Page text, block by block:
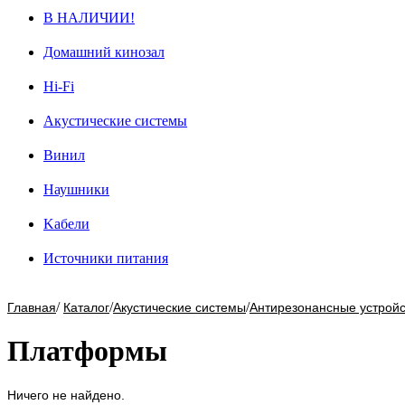
В НАЛИЧИИ!
Домашний кинозал
Hi-Fi
Акустические системы
Винил
Наушники
Kабели
Источники питания
Главная/ Каталог/Акустические системы/Антирезонансные
Платформы
Ничего не найдено.